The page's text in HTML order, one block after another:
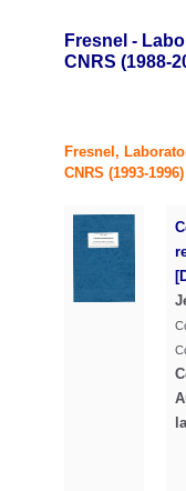
Fresnel -
CNRS (1988-
Fresnel,
CNRS (1993-1996)